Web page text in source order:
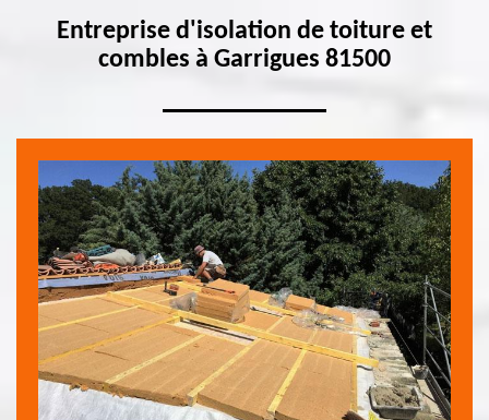
Entreprise d'isolation de toiture et
combles à Garrigues 81500